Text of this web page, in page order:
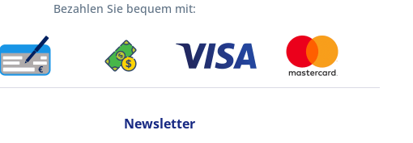
Bezahlen Sie bequem mit:
Newsletter